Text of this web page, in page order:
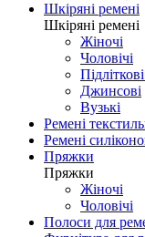
Шкіряні ремені
Шкіряні ремені
Жіночі
Чоловічі
Джинсові
Вузькі
Ремені
Ремені
Пряжки
Пряжки
Жіночі
Чоловічі
Полоси для